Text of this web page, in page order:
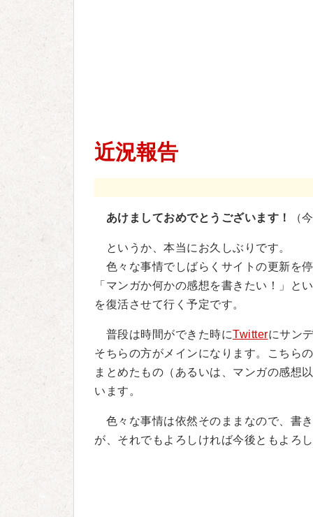
近況報告
あけましておめでとうございます！ （
というか、本当にお久しぶりです。
色々な事情でしばらくサイトの更新を
「マンガか何かの感想を書きたい！」と
を復活させて行く予定です。
普段は時間ができた時にTwitterにサン
そちらの方がメインになります。こちら
まとめたもの（あるいは、マンガの感想
います。
色々な事情は依然そのままなので、書
が、それでもよろしければ今後ともよろ